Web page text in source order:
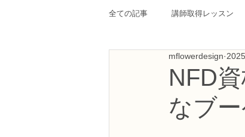
全ての記事 講師取得レッスン
NFD講師研究科コース
NFDフラワーデザイナー資格検
NFD
なブ
mflowerdesign